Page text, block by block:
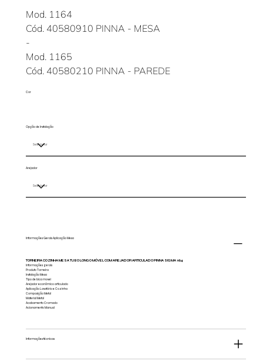
Mod. 1164
Cód. 40580910 PINNA - MESA
-
Mod. 1165
Cód. 40580210 PINNA - PAREDE
Cor
Opção de Instalação
Arejador
Informações Gerais Aplicação Mesa
TORNEIRA COZINHA MESA TUBO LONGO MÓVEL COM AREJADOR ARTICULADO PINNA SIGMA 1164
Informações gerais
Produto Torneira
Instalação Mesa
Tipo de bica movel
Arejador econômico articulado
Aplicação Lavatório e Cozinha
Composição Metal
Material Metal
Acabamento Cromado
Acionamento Manual
Informações técnicas